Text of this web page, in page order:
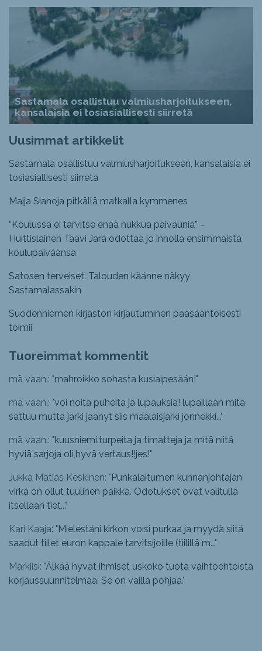
Sastamala osallistuu valmiusharjoitukseen,
kansalaisia ei tosiasiallisesti siirretä
Uusimmat artikkelit
Sastamala osallistuu valmiusharjoitukseen, kansalaisia ei
tosiasiallisesti siirretä
Maija Sianoja pitkällä matkalla kymmenes
”Koulussa ei tarvitse enää nukkua päiväunia” –
Huittislainen Taavi Järä odottaa jo innolla ensimmäistä
koulupäiväänsä
Satosen terveiset: Talouden käänne näkyy
Sastamalassakin
Suodenniemen kirjaston kirjautuminen pääsääntöisesti
toimii
Tuoreimmat kommentit
mä vaan.: "mahroikko sohasta kusiaipesään!"
mä vaan.: "voi noita puheita ja lupauksia! lupaillaan mitä
sattuu mutta järki jäänyt siis maalaisjärki jonnekki..."
mä vaan.: "kuusniemi.turpeita ja timatteja ja mitä niitä
hyviä sarjoja oli,hyvä vertaus!!jes!"
Jukka Matias Keskinen: "Punkalaitumen kunnanjohtajan
virka on ollut tuulinen paikka. Odotukset ovat valitulla
itsellään tiet..."
Kari Kaaja: "Mielestäni kirkon voisi purkaa ja myydä siitä
saadut tiilet euron kappale tarvitsijoille (tiilillä m..."
Markiisi: "Älkää hyvät ihmiset uskoko tuota vaihtoehtoista
korjaussuunnitelmaa. Se on vailla pohjaa."